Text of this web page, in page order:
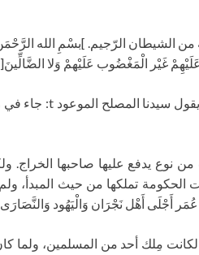
من الشيطان الرّجيم. ]بسْمِ الله
غَيْر الْمَغْضُوب عَلَيْهمْ وَلا
أَجْلَى أَهْل نَجْرَان وَالْيَهُود
مِلك أحد من المسلمين، ولما